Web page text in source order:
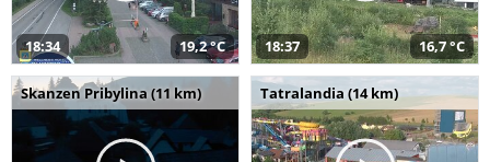
18:34 19,2 °C 18:37 16,7 °C
Skanzen Pribylina (11 km) Tatralandia (14 km)